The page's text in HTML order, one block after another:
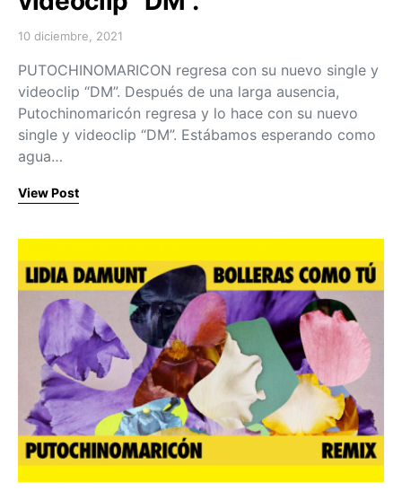
Posted on
10 diciembre, 2021
PUTOCHINOMARICON regresa con su nuevo single y
videoclip “DM”. Después de una larga ausencia,
Putochinomaricón regresa y lo hace con su nuevo
single y videoclip “DM”. Estábamos esperando como
agua…
View Post